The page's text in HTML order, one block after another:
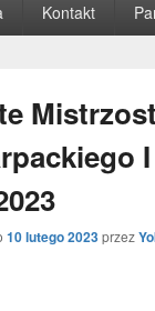
Kontakt
10 lutego 2023przez